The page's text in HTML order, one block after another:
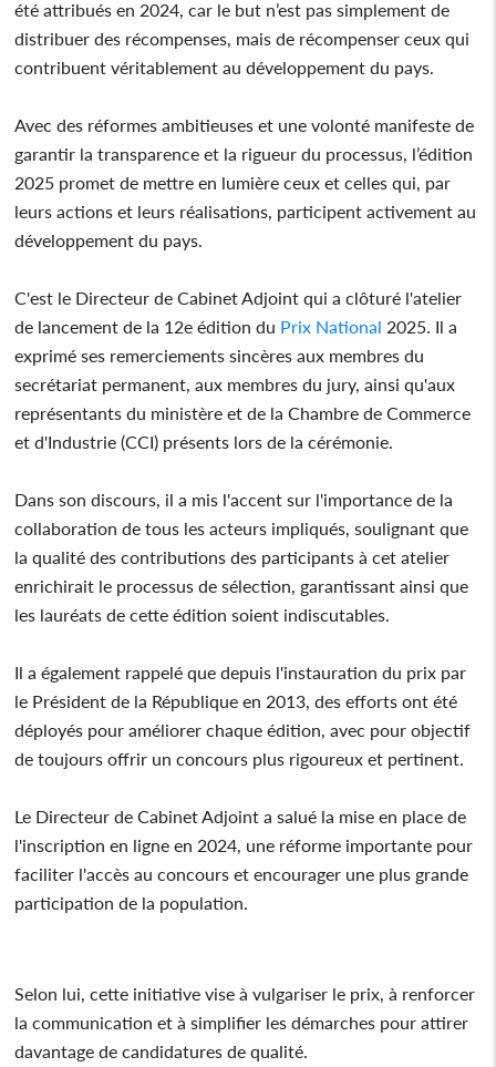
été attribués en 2024, car le but n’est pas simplement de
distribuer des récompenses, mais de récompenser ceux qui
contribuent véritablement au développement du pays.
Avec des réformes ambitieuses et une volonté manifeste de
garantir la transparence et la rigueur du processus, l’édition
2025 promet de mettre en lumière ceux et celles qui, par
leurs actions et leurs réalisations, participent activement au
développement du pays.
C'est le Directeur de Cabinet Adjoint qui a clôturé l'atelier
de lancement de la 12e édition du Prix National 2025. Il a
exprimé ses remerciements sincères aux membres du
secrétariat permanent, aux membres du jury, ainsi qu'aux
représentants du ministère et de la Chambre de Commerce
et d'Industrie (CCI) présents lors de la cérémonie.
Dans son discours, il a mis l'accent sur l'importance de la
collaboration de tous les acteurs impliqués, soulignant que
la qualité des contributions des participants à cet atelier
enrichirait le processus de sélection, garantissant ainsi que
les lauréats de cette édition soient indiscutables.
Il a également rappelé que depuis l'instauration du prix par
le Président de la République en 2013, des efforts ont été
déployés pour améliorer chaque édition, avec pour objectif
de toujours offrir un concours plus rigoureux et pertinent.
Le Directeur de Cabinet Adjoint a salué la mise en place de
l'inscription en ligne en 2024, une réforme importante pour
faciliter l'accès au concours et encourager une plus grande
participation de la population.
Selon lui, cette initiative vise à vulgariser le prix, à renforcer
la communication et à simplifier les démarches pour attirer
davantage de candidatures de qualité.